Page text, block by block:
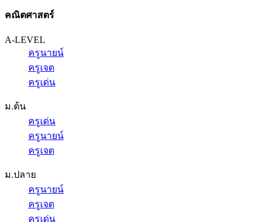
คณิตศาสตร์
A-LEVEL
ครูนายน์
ครูเจต
ครูเด่น
ม.ต้น
ครูเด่น
ครูนายน์
ครูเจต
ม.ปลาย
ครูนายน์
ครูเจต
ครูเด่น